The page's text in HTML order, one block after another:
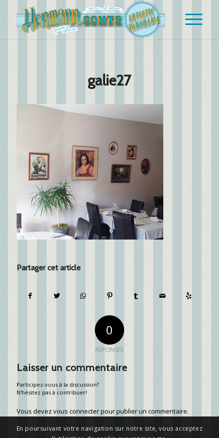
galie27
Partager cet article
0
RÉPONSES
Laisser un commentaire
Participez-vous à la discussion?
N'hésitez pas à contribuer!
Vous devez vous connecterpour publier un commentaire.
En poursuivant votre navigation sur notre site, vous acceptez